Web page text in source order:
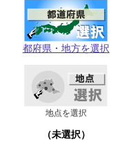
都府県・地方を選択
地点を選択
（未選択）